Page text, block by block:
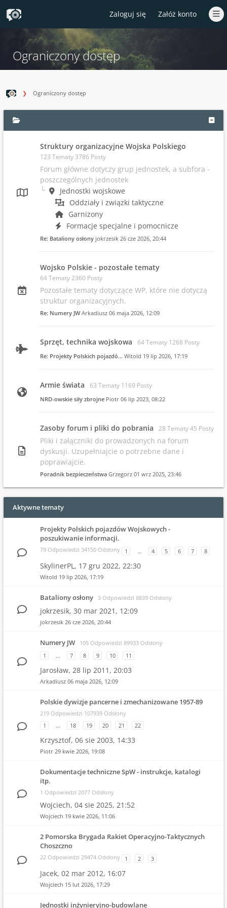
Zaloguj się Załóż konto
Ograniczony dostęp
Ograniczony dostęp
Struktury organizacyjne Wojska Polskiego
123 Tematy 3786 Posty
Forum główne dotyczy grup jednostek, a subfora -
poszczególnych jednostek
Jednostki wojskowe
Oddziały i związki taktyczne
Garnizony
Formacje specjalne i pomocnicze
Re: Bataliony osłony jokrzesik 26 cze 2026, 20:44
Wojsko Polskie - pozostałe tematy
64 Tematy 2360 Posty
Pozostałe tematy dotyczące WP, które nie dotyczą
struktur organizacyjnych.
Re: Numery JW Arkadiusz 06 maja 2026, 12:09
Sprzęt, technika wojskowa 64 Tematy 1268 Posty
Re: Projekty Polskich pojazdó… Witold 19 lip 2026, 17:19
Armie świata 63 Tematy 1169 Posty
NRD-owskie siły zbrojne Piotr 06 lip 2023, 08:22
Zasoby forum i pliki do pobrania 28 Tematy 45 Posty
Pliki i załączniki do prowadzonych na forum
dyskusji. Uzupełniajcie o potrzebne dane i
poprawiajcie.
Poradnik bezpieczeństwa Grzegorz 01 wrz 2025, 23:46
Aktywne tematy
Projekty Polskich pojazdów Wojskowych -
poszukiwanie informacji.
79 Odpowiedzi 34150 Odsłony 1 … 4 5 6 7 8
SkylinerPL, 17 gru 2022, 22:30
Witold 19 lip 2026, 17:19
Bataliony osłony 3 Odpowiedzi 8839 Odsłony
jokrzesik, 30 mar 2021, 12:09
jokrzesik 26 cze 2026, 20:44
Numery JW
105 Odpowiedzi 89933 Odsłony
1
… 7 8 9 10 11
Jarosław, 28 lip 2011, 20:03
Arkadiusz 06 maja 2026, 12:09
Polskie dywizje pancerne i zmechanizowane 1957-89
219 Odpowiedzi 107939 Odsłony
1
… 18 19 20 21 22
Krzysztof, 06 sie 2003, 14:33
Piotr 29 kwie 2026, 19:08
Dokumentacje techniczne SpW - instrukcje, katalogi
itp.
1 Odpowiedzi 2077 Odsłony
Wojciech, 04 sie 2025, 21:52
Wojciech 19 kwie 2026, 11:06
2 Pomorska Brygada Rakiet Operacyjno-Taktycznych
Choszczno
22 Odpowiedzi 29474 Odsłony 1 2 3
Jacek, 02 mar 2012, 16:07
Wojciech 15 lut 2026, 17:29
Jednostki inżynieryjno-budowlane